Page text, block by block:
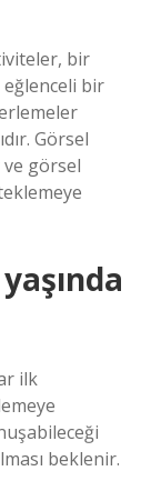
bir
bir
Görsel
ve görsel
ilk
beklenir.